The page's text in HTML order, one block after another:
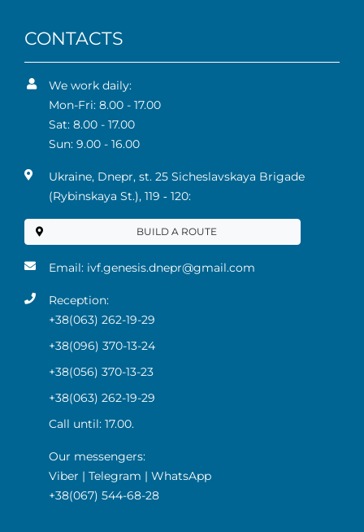
CONTACTS
We work daily:
Mon-Fri: 8.00 - 17.00
Sat: 8.00 - 17.00
Sun: 9.00 - 16.00
Ukraine, Dnepr, st. 25 Sicheslavskaya Brigade
(Rybinskaya St.), 119 ‑ 120:
BUILD A ROUTE
Email: ivf.genesis.dnepr@gmail.com
Reception:
+38(063) 262-19-29
+38(096) 370-13-24
+38(056) 370-13-23
+38(063) 262-19-29
Call until: 17.00.
Our messengers:
Viber | Telegram | WhatsApp
+38(067) 544-68-28